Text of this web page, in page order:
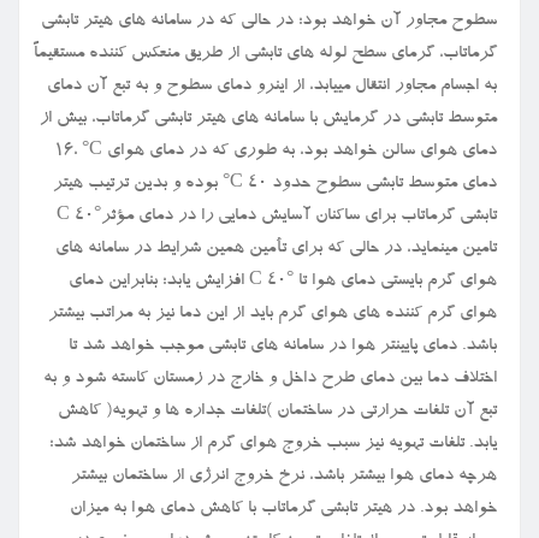
سطوح مجاور آن خواهد بود؛ در حالی که در سامانه های هیتر تابشی
گرماتاب، گرمای سطح لوله های تابشی از طریق منعکس کننده مستقیماً
به اجسام مجاور انتقال مییابد، از اینرو دمای سطوح و به تبع آن دمای
متوسط تابشی در گرمایش با سامانه های هیتر تابشی گرماتاب، بیش از
دمای هوای سالن خواهد بود، به طوری که در دمای هوای °C ،۱۶
دمای متوسط تابشی سطوح حدود °C 40 بوده و بدین ترتیب هیتر
تابشی گرماتاب برای ساکنان آسایش دمایی را در دمای مؤثر C 40°
تامین مینماید، در حالی که برای تأمین همین شرایط در سامانه های
هوای گرم بایستی دمای هوا تا C 40° افزایش یابد؛ بنابراین دمای
هوای گرم کننده های هوای گرم باید از این دما نیز به مراتب بیشتر
باشد. دمای پایینتر هوا در سامانه های تابشی موجب خواهد شد تا
اختلاف دما بین دمای طرح داخل و خارج در زمستان کاسته شود و به
تبع آن تلفات حرارتی در ساختمان )تلفات جداره ها و تهویه( کاهش
یابد. تلفات تهویه نیز سبب خروج هوای گرم از ساختمان خواهد شد؛
هرچه دمای هوا بیشتر باشد، نرخ خروج انرژی از ساختمان بیشتر
خواهد بود. در هیتر تابشی گرماتاب با کاهش دمای هوا به میزان